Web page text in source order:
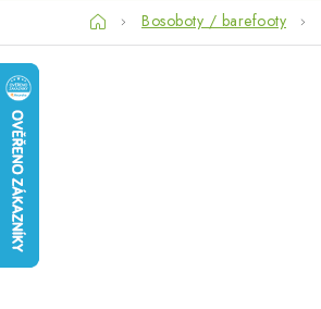
DomůBosoboty / barefooty